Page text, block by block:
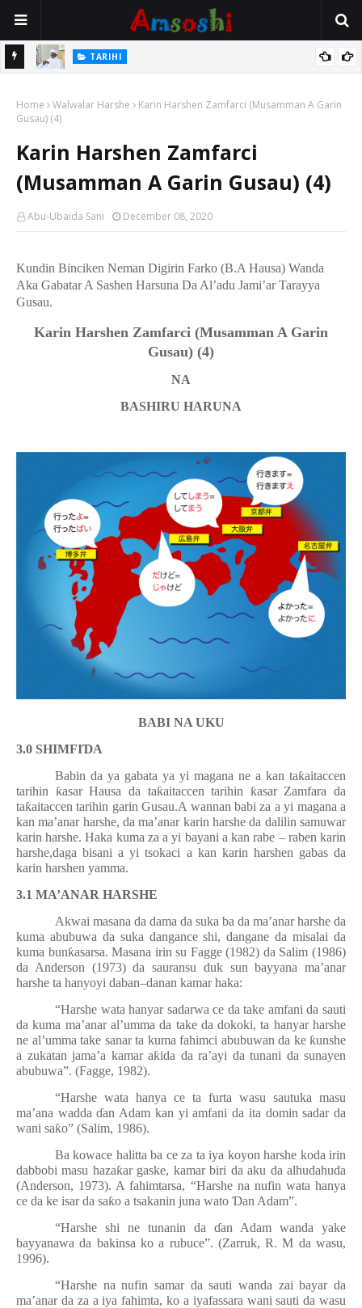
Mata TARIHI
Hassan
Home Walwalar Harshe
Karin Harshen Zamfarci (Musamman A Garin
Gusau) (4)
Karin Harshen Zamfarci
(Musamman A Garin Gusau) (4)
Abu-Ubaida Sani December 08, 2020
Kundin Binciken Neman Digirin Farko (B.A Hausa) Wanda
Aka Gabatar A Sashen Harsuna Da Al’adu Jami’ar Tarayya
Gusau.
Karin Harshen Zamfarci (Musamman A Garin
Gusau) (4)
NA
BASHIRU HARUNA
BABI NA UKU
3.0 SHIMFIƊA
Babin da ya gabata ya yi magana ne a kan taƙaitaccen
tarihin ƙasar Hausa da taƙaitaccen tarihin ƙasar Zamfara da
taƙaitaccen tarihin garin Gusau.A wannan babi za a yi magana a
kan ma’anar harshe, da ma’anar karin harshe da dalilin samuwar
karin harshe. Haka kuma za a yi bayani a kan rabe – raben karin
harshe,daga bisani a yi tsokaci a kan karin harshen gabas da
karin harshen yamma.
3.1 MA’ANAR HARSHE
Akwai masana da dama da suka ba da ma’anar harshe da
kuma abubuwa da suka dangance shi, dangane da misalai da
kuma bunƙasarsa. Masana irin su Fagge (1982) da Salim (1986)
da Anderson (1973) da sauransu duk sun bayyana ma’anar
harshe ta hanyoyi daban–danan kamar haka:
“Harshe wata hanyar sadarwa ce da take amfani da sauti
da kuma ma’anar al’umma da take da dokoki, ta hanyar harshe
ne al’umma take sanar ta kuma fahimci abubuwan da ke ƙunshe
a zukatan jama’a kamar aƙida da ra’ayi da tunani da sunayen
abubuwa”. (Fagge, 1982).
“Harshe wata hanya ce ta furta wasu sautuka masu
ma’ana waddaɗan Adam kan yi amfani da ita domin sadar da
wani saƙo” (Salim, 1986).
Ba kowace halitta ba ce za ta iya koyon harshe koda irin
dabbobi masu hazaƙar gaske, kamar biri da aku da alhudahuda
(Anderson, 1973). A fahimtarsa, “Harshe na nufin wata hanya
ce da ke isar da saƙo a tsakanin juna wato Ɗan Adam”.
“Harshe shi ne tunanin da ɗan Adam wanda yake
bayyanawa da bakinsa ko a rubuce”. (Zarruk, R. M da wasu,
1996).
“Harshe na nufin samar da sauti wanda zai bayar da
ma’anar da za a iya fahimta, ko a iyafassara wani sauti da wasu